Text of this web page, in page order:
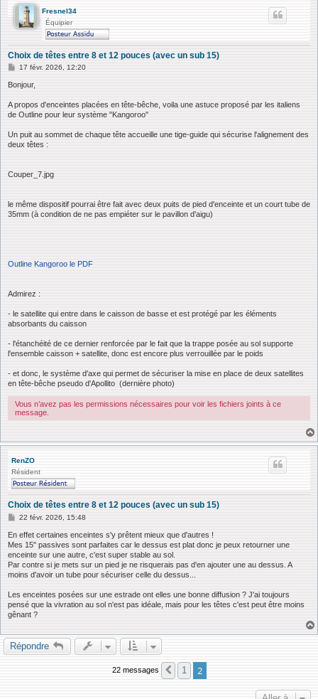
Fresnel34
Équipier
Choix de têtes entre 8 et 12 pouces (avec un sub 15)
M
s
g
e
17 févr. 2026, 12:20
Bonjour,
A propos d'enceintes placées en tête-bêche, voila une astuce proposé par les italiens
de Outline pour leur système "Kangoroo"
Un puit au sommet de chaque tête accueille une tige-guide qui sécurise l'alignement des
deux têtes :
Couper_7.jpg
le même dispositif pourrai être fait avec deux puits de pied d'enceinte et un court tube de
35mm (à condition de ne pas empiéter sur le pavillon d'aigu)
Outline Kangoroo le PDF
Admirez :
- le satellite qui entre dans le caisson de basse et est protégé par les éléments
absorbants du caisson
- l'étanchéité de ce dernier renforcée par le fait que la trappe posée au sol supporte
l'ensemble caisson + satellite, donc est encore plus verrouillée par le poids
- et donc, le système d'axe qui permet de sécuriser la mise en place de deux satellites
en tête-bêche pseudo d'Apollito (dernière photo)
Vous n’avez pas les permissions nécessaires pour voir les fichiers joints à ce
message.
RenZO
Résident
Choix de têtes entre 8 et 12 pouces (avec un sub 15)
M
s
s
g
e
22 févr. 2026, 15:48
En effet certaines enceintes s'y prêtent mieux que d'autres !
Mes 15" passives sont parfaites car le dessus est plat donc je peux retourner une
enceinte sur une autre, c'est super stable au sol.
Par contre si je mets sur un pied je ne risquerais pas d'en ajouter une au dessus. A
moins d'avoir un tube pour sécuriser celle du dessus...
Les enceintes posées sur une estrade ont elles une bonne diffusion ? J'ai toujours
pensé que la vivration au sol n'est pas idéale, mais pour les têtes c'est peut être moins
gênant ?
Répondre
22 messages Précédente
1 2